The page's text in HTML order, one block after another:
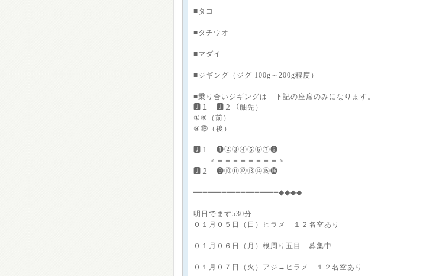
■タコ
■タチウオ
■マダイ
■ジギング（ジグ 100g～200g程度）
■乗り合いジギングは 下記の座席のみになります。
🅹１ 🅹２（舳先）
①⑨（前）
⑧⑯（後）
🅹１ ❶②③④⑤⑥⑦❽
＜＝＝＝＝＝＝＝＝＞
🅹２ ❾⑩⑪⑫⑬⑭⑮⓰
━━━━━━━━━━━━━━━━━━◆◆◆◆
明日でます530分
０１月０５日（日）ヒラメ １２名空あり
０１月０６日（月）根周り五目 募集中
０１月０７日（火）アジ→ヒラメ １２名空あり